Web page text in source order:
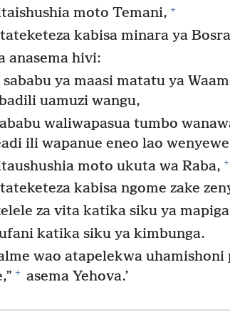
moto Temani, +
kabisa minara ya
anasema hivi:
sababu ya maasi matatu ya
uamuzi wangu,
waliwapasua tumbo
ili wapanue eneo lao
moto ukuta wa Raba, +
kabisa ngome zake
za vita katika siku ya
katika siku ya kimbunga.
wao atapelekwa uhamishoni
+ asema Yehova.’